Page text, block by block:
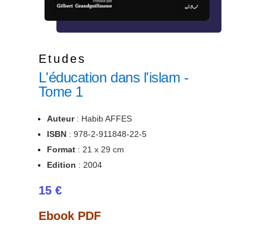
Etudes
L'éducation dans l'islam -
Tome 1
Auteur: Habib AFFES
ISBN: 978-2-911848-22-5
Format: 21 x 29 cm
Edition : 2004
15 €
Ebook PDF